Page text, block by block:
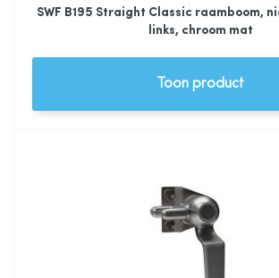
SWF B195 Straight Classic raamboom,
links, chroom mat
Toon product